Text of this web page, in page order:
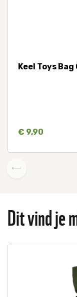
Keel Toys
€ 9,90
Dit vind je